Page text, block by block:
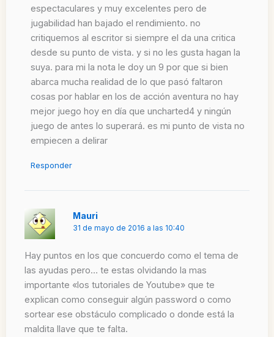
espectaculares y muy excelentes pero de
jugabilidad han bajado el rendimiento. no
critiquemos al escritor si siempre el da una critica
desde su punto de vista. y si no les gusta hagan la
suya. para mi la nota le doy un 9 por que si bien
abarca mucha realidad de lo que pasó faltaron
cosas por hablar en los de acción aventura no hay
mejor juego hoy en día que uncharted4 y ningún
juego de antes lo superará. es mi punto de vista no
empiecen a delirar
Responder
Mauri
31 de mayo de 2016 a las 10:40
Hay puntos en los que concuerdo como el tema de
las ayudas pero… te estas olvidando la mas
importante «los tutoriales de Youtube» que te
explican como conseguir algún password o como
sortear ese obstáculo complicado o donde está la
maldita llave que te falta.